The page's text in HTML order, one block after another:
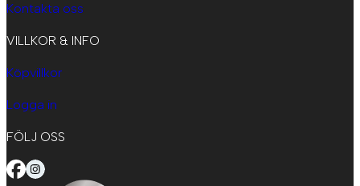
Kontakta oss
VILLKOR & INFO
Köpvillkor
Logga in
FÖLJ OSS